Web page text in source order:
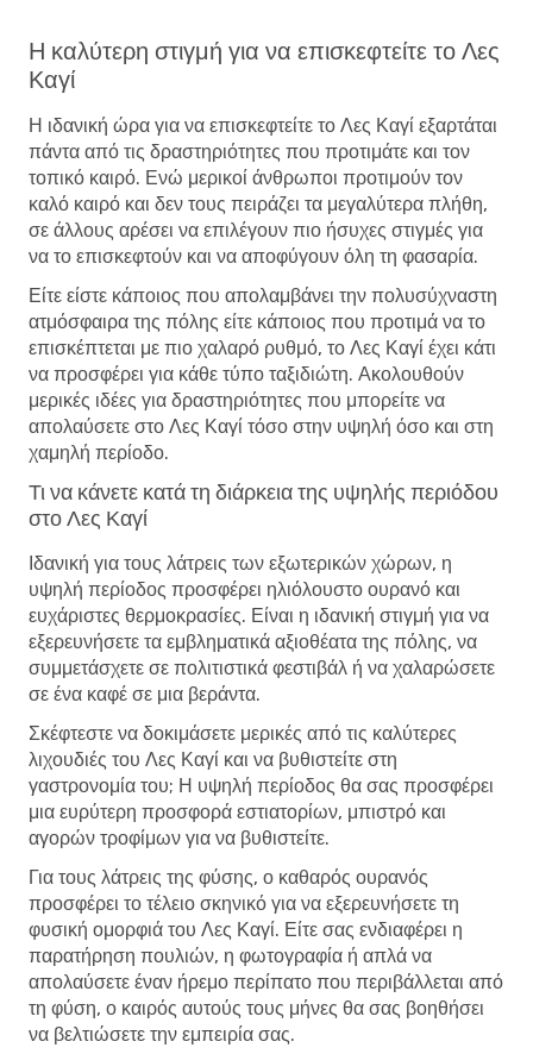
Η καλύτερη στιγμή για να επισκεφτείτε το Λες
Καγί
Η ιδανική ώρα για να επισκεφτείτε το Λες Καγί εξαρτάται
πάντα από τις δραστηριότητες που προτιμάτε και τον
τοπικό καιρό. Ενώ μερικοί άνθρωποι προτιμούν τον
καλό καιρό και δεν τους πειράζει τα μεγαλύτερα πλήθη,
σε άλλους αρέσει να επιλέγουν πιο ήσυχες στιγμές για
να το επισκεφτούν και να αποφύγουν όλη τη φασαρία.
Είτε είστε κάποιος που απολαμβάνει την πολυσύχναστη
ατμόσφαιρα της πόλης είτε κάποιος που προτιμά να το
επισκέπτεται με πιο χαλαρό ρυθμό, το Λες Καγί έχει κάτι
να προσφέρει για κάθε τύπο ταξιδιώτη. Ακολουθούν
μερικές ιδέες για δραστηριότητες που μπορείτε να
απολαύσετε στο Λες Καγί τόσο στην υψηλή όσο και στη
χαμηλή περίοδο.
Τι να κάνετε κατά τη διάρκεια της υψηλής περιόδου
στο Λες Καγί
Ιδανική για τους λάτρεις των εξωτερικών χώρων, η
υψηλή περίοδος προσφέρει ηλιόλουστο ουρανό και
ευχάριστες θερμοκρασίες. Είναι η ιδανική στιγμή για να
εξερευνήσετε τα εμβληματικά αξιοθέατα της πόλης, να
συμμετάσχετε σε πολιτιστικά φεστιβάλ ή να χαλαρώσετε
σε ένα καφέ σε μια βεράντα.
Σκέφτεστε να δοκιμάσετε μερικές από τις καλύτερες
λιχουδιές του Λες Καγί και να βυθιστείτε στη
γαστρονομία του; Η υψηλή περίοδος θα σας προσφέρει
μια ευρύτερη προσφορά εστιατορίων, μπιστρό και
αγορών τροφίμων για να βυθιστείτε.
Για τους λάτρεις της φύσης, ο καθαρός ουρανός
προσφέρει το τέλειο σκηνικό για να εξερευνήσετε τη
φυσική ομορφιά του Λες Καγί. Είτε σας ενδιαφέρει η
παρατήρηση πουλιών, η φωτογραφία ή απλά να
απολαύσετε έναν ήρεμο περίπατο που περιβάλλεται από
τη φύση, ο καιρός αυτούς τους μήνες θα σας βοηθήσει
να βελτιώσετε την εμπειρία σας.